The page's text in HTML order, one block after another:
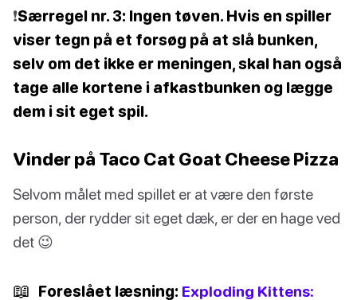
❗️Særregel nr. 3: Ingen tøven. Hvis en spiller
viser tegn på et forsøg på at slå bunken,
selv om det ikke er meningen, skal han også
tage alle kortene i afkastbunken og lægge
dem i sit eget spil.
Vinder på Taco Cat Goat Cheese Pizza
Selvom målet med spillet er at være den første
person, der rydder sit eget dæk, er der en hage ved
det 😉
📖 Foreslået læsning: Exploding Kittens: